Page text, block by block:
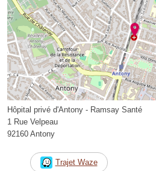
Hôpital privé d'Antony - Ramsay Santé
1 Rue Velpeau
92160 Antony
Trajet Waze